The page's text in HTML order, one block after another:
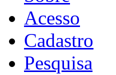
Acesso
Cadastro
Pesquisa